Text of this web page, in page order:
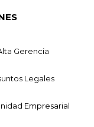
Gerencia
Legales
Empresarial